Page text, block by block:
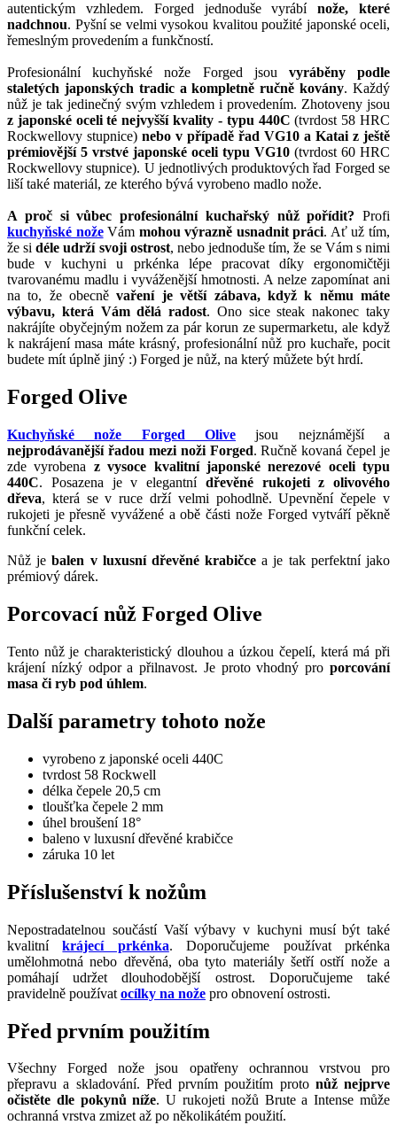
autentickým vzhledem. Forged jednoduše vyrábínože, které
nadchnou. Pyšní se velmi vysokou kvalitou použité japonské oceli,
řemeslným provedením a funkčností.
Profesionální kuchyňské nože Forged jsou vyráběny podle
staletých japonských tradic a kompletně ručně kovány. Každý
nůž je tak jedinečný svým vzhledem i provedením. Zhotoveny jsou
z japonské oceli té nejvyšší kvality - typu 440C (tvrdost 58 HRC
Rockwellovy stupnice) nebo v případě řad VG10 a Katai z ještě
prémiovější 5 vrstvé japonské oceli typu VG10 (tvrdost 60 HRC
Rockwellovy stupnice). U jednotlivých produktových řad Forged se
liší také materiál, ze kterého bývá vyrobeno madlo nože.
A proč si vůbec profesionální kuchařský nůž pořídit? Profi
kuchyňské nožeVám mohou výrazně usnadnit práci. Ať už tím,
že sidéle udrží svoji ostrost, nebo jednoduše tím, že se Vám s nimi
bude v kuchyni u prkénka lépe pracovat díky ergonomičtěji
tvarovanému madlu i vyváženější hmotnosti. A nelze zapomínat ani
na to, že obecněvaření je větší zábava, když k němu máte
výbavu, která Vám dělá radost. Ono sice steak nakonec taky
nakrájíte obyčejným nožem za pár korun ze supermarketu, ale když
k nakrájení masa máte krásný, profesionální nůž pro kuchaře, pocit
budete mít úplně jiný :) Forged je nůž, na který můžete být hrdí.
Forged Olive
Kuchyňské nože Forged Olive jsou nejznámější a
nejprodávanější řadou mezi noži Forged. Ručně kovaná čepel je
zde vyrobena z vysoce kvalitní japonské nerezové oceli typu
440C. Posazena je v elegantní dřevěné rukojeti z olivového
dřeva, která se v ruce drží velmi pohodlně. Upevnění čepele v
rukojeti je přesně vyvážené a obě části nože Forged vytváří pěkně
funkční celek.
Nůž jebalen v luxusní dřevěné krabičce a je tak perfektní jako
prémiový dárek.
Porcovací nůž Forged Olive
Tento nůž je charakteristický dlouhou a úzkou čepelí, která má při
krájení nízký odpor a přilnavost. Je proto vhodný pro porcování
masa či ryb pod úhlem.
Další parametry tohoto nože
vyrobeno z japonské oceli 440C
tvrdost 58 Rockwell
délka čepele 20,5 cm
tloušťka čepele 2 mm
úhel broušení 18°
baleno v luxusní dřevěné krabičce
záruka 10 let
Příslušenství k nožům
Nepostradatelnou součástí Vaší výbavy v kuchyni musí být také
kvalitníkrájecí prkénka. Doporučujeme používat prkénka
umělohmotná nebo dřevěná, oba tyto materiály šetří ostří nože a
pomáhají udržet dlouhodobější ostrost. Doporučujeme také
pravidelně používat ocílky na nože pro obnovení ostrosti.
Před prvním použitím
Všechny Forged nože jsou opatřeny ochrannou vrstvou pro
přepravu a skladování. Před prvním použitím proto nůž nejprve
očistěte dle pokynů níže. U rukojeti nožů Brute a Intense může
ochranná vrstva zmizet až po několikátém použití.